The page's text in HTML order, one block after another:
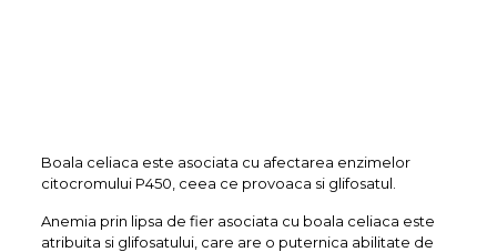
Boala celiaca este asociata cu afectarea enzimelor
citocromului P450, ceea ce provoaca si glifosatul.
Anemia prin lipsa de fier asociata cu boala celiaca este
atribuita si glifosatului, care are o puternica abilitate de